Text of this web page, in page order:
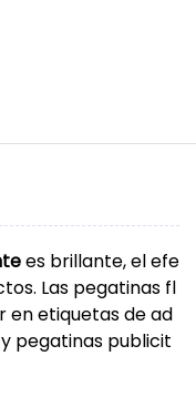
es brillante, el efe
Las pegatinas fl
en etiquetas de ad
pegatinas publicit